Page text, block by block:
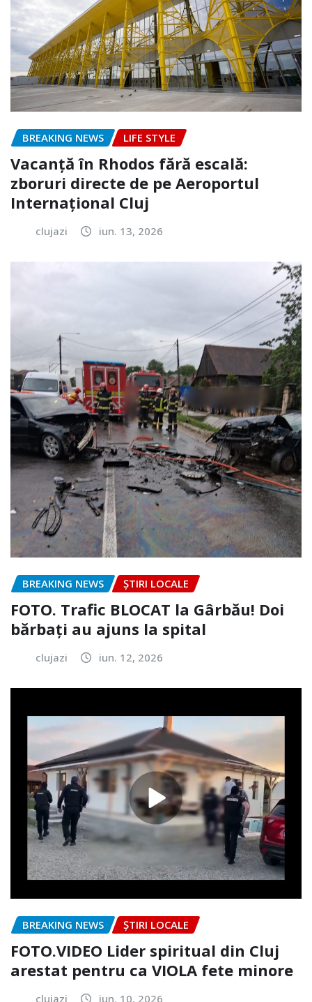
BREAKING NEWS LIFE STYLE
Vacanță în Rhodos fără escală:
zboruri directe de pe Aeroportul
Internațional Cluj
clujazi iun. 13, 2026
BREAKING NEWS ȘTIRI LOCALE
FOTO. Trafic BLOCAT la Gârbău! Doi
bărbați au ajuns la spital
clujazi iun. 12, 2026
BREAKING NEWS ȘTIRI LOCALE
FOTO.VIDEO Lider spiritual din Cluj
arestat pentru ca VIOLA fete minore
clujazi iun. 10, 2026